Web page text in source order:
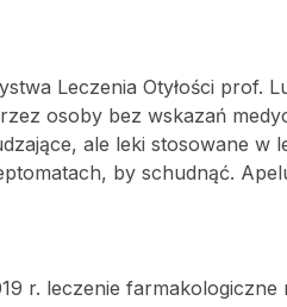
Leczenia Otyłości prof.
osoby bez wskazań
ale leki stosowane
by schudnąć.
r. leczenie